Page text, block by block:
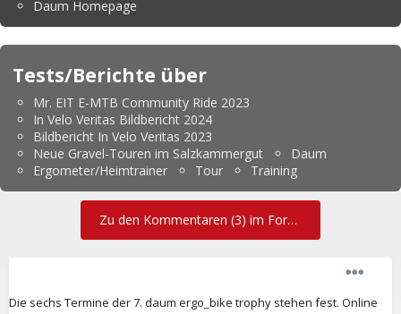
Daum Homepage
Tests/Berichte über
Mr. EIT E-MTB Community Ride 2023
In Velo Veritas Bildbericht 2024
Bildbericht In Velo Veritas 2023
Neue Gravel-Touren im Salzkammergut
Daum
Ergometer/Heimtrainer
Tour Training
Zu den Kommentaren (3) im Forum
Die sechs Termine der 7. daum ergo_bike trophy stehen fest. Online